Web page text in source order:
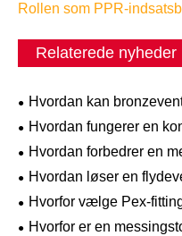
Rollen som PPR-
Relaterede nyheder
Hvordan kan
systemer?
Hvordan fungerer en
Hvordan forbedrer en
systemets ydeevne?
Hvordan løser en
væskekontroludfordringer?
Hvorfor vælge Pex-
applikationer?
Hvorfor er en